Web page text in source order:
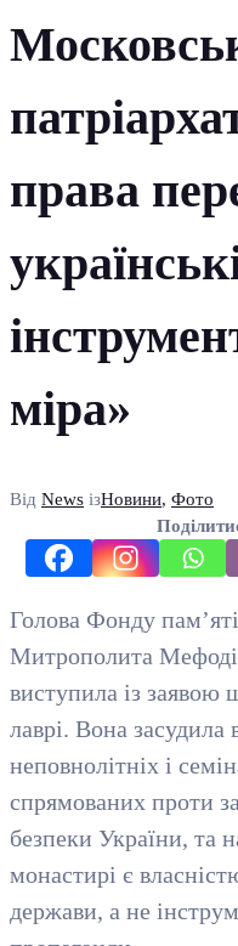
права
міра»
Від News ізНовини, Фото
Голова Фонду
Митрополита
виступила із заявою
лаврі. Вона засудила
неповнолітніх і
спрямованих проти
безпеки України, та
монастирі є
держави, а не